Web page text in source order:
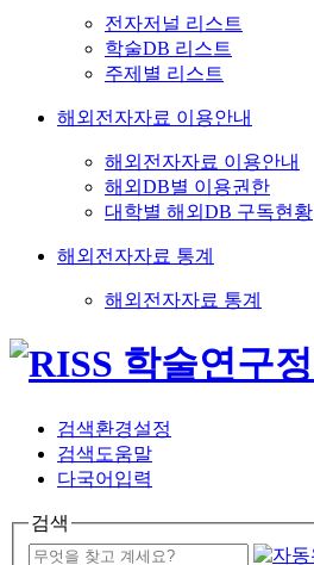
전자저널 리스트
학술DB 리스트
주제별 리스트
해외전자자료 이용안내
해외전자자료 이용안내
해외DB별 이용권한
대학별 해외DB 구독현황
해외전자자료 통계
해외전자자료 통계
검색환경설정
검색도움말
다국어입력
검색